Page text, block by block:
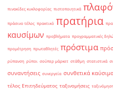
πινακίδες κυκλοφορίας πιστοποιητικά
πράσινο τέλος πρακτικό πρατήρια
καυσίμων προβλήματα προγραμματικές
προμέτρηση πρωταθλητές πρόστιμα
ρύπανση ρύποι σούπερ μάρκετ στάθμη στατιστικά
συναντήσεις συνεργεία συνθετικά
τέλος Επιτηδεύματος ταξινομήσεις